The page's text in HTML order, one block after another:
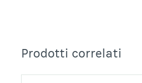
Prodotti correlati